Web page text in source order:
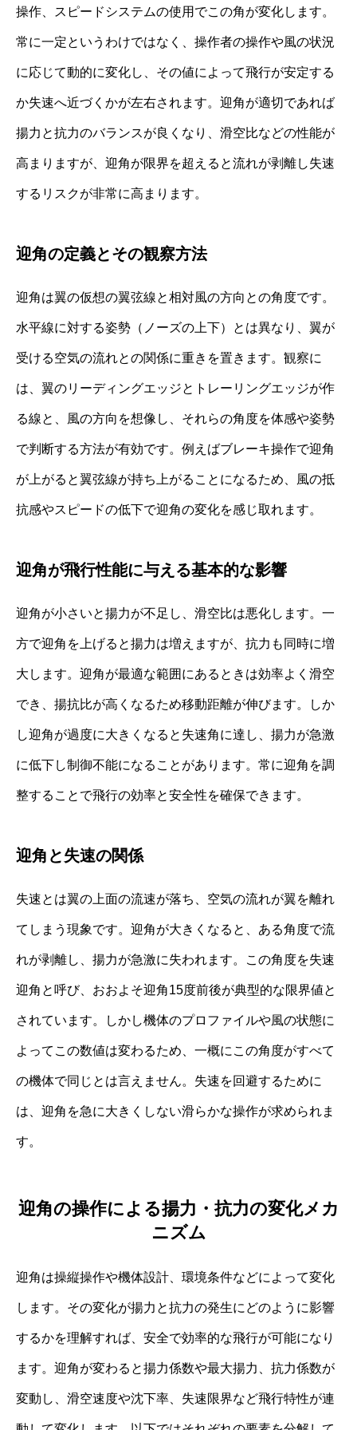
操作、スピードシステムの使用でこの角が変化します。
常に一定というわけではなく、操作者の操作や風の状況
に応じて動的に変化し、その値によって飛行が安定する
か失速へ近づくかが左右されます。迎角が適切であれば
揚力と抗力のバランスが良くなり、滑空比などの性能が
高まりますが、迎角が限界を超えると流れが剥離し失速
するリスクが非常に高まります。
迎角の定義とその観察方法
迎角は翼の仮想の翼弦線と相対風の方向との角度です。
水平線に対する姿勢（ノーズの上下）とは異なり、翼が
受ける空気の流れとの関係に重きを置きます。観察に
は、翼のリーディングエッジとトレーリングエッジが作
る線と、風の方向を想像し、それらの角度を体感や姿勢
で判断する方法が有効です。例えばブレーキ操作で迎角
が上がると翼弦線が持ち上がることになるため、風の抵
抗感やスピードの低下で迎角の変化を感じ取れます。
迎角が飛行性能に与える基本的な影響
迎角が小さいと揚力が不足し、滑空比は悪化します。一
方で迎角を上げると揚力は増えますが、抗力も同時に増
大します。迎角が最適な範囲にあるときは効率よく滑空
でき、揚抗比が高くなるため移動距離が伸びます。しか
し迎角が過度に大きくなると失速角に達し、揚力が急激
に低下し制御不能になることがあります。常に迎角を調
整することで飛行の効率と安全性を確保できます。
迎角と失速の関係
失速とは翼の上面の流速が落ち、空気の流れが翼を離れ
てしまう現象です。迎角が大きくなると、ある角度で流
れが剥離し、揚力が急激に失われます。この角度を失速
迎角と呼び、おおよそ迎角15度前後が典型的な限界値と
されています。しかし機体のプロファイルや風の状態に
よってこの数値は変わるため、一概にこの角度がすべて
の機体で同じとは言えません。失速を回避するために
は、迎角を急に大きくしない滑らかな操作が求められま
す。
迎角の操作による揚力・抗力の変化メカ
ニズム
迎角は操縦操作や機体設計、環境条件などによって変化
します。その変化が揚力と抗力の発生にどのように影響
するかを理解すれば、安全で効率的な飛行が可能になり
ます。迎角が変わると揚力係数や最大揚力、抗力係数が
変動し、滑空速度や沈下率、失速限界など飛行特性が連